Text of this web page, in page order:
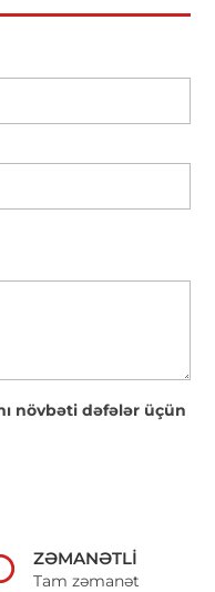
növbəti dəfələr üçün
ZƏMANƏTLI
Tam zəmanət